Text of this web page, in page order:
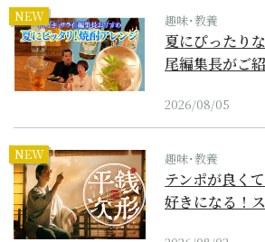
NEW 趣味･教養
夏にぴったり
尾編集長がご
2026/08/05
NEW 趣味･教養
テンポが良く
好きになる！